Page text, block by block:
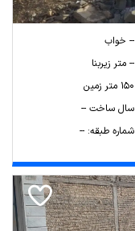
-- خواب
-- متر زیربنا
150 متر زمین
سال ساخت --
شماره طبقه: --